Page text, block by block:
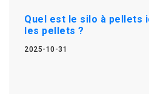
Quel est le silo à pellets
les pellets ?
2025-10-31